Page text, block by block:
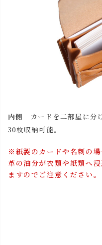
内側 カードを二部屋に分
30枚収納可能。
※紙製のカードや名刺の場
革の油分が衣類や紙類へ
ますのでご注意ください。